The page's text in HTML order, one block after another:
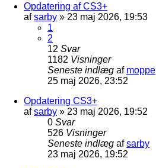
Opdatering af CS3+
afsarby » 23 maj 2026, 19:53
1
2
12 Svar
1182 Visninger
Seneste indlæg af moppe
25 maj 2026, 23:52
Opdatering CS3+
afsarby » 23 maj 2026, 19:52
0 Svar
526 Visninger
Seneste indlæg afsarby
23 maj 2026, 19:52